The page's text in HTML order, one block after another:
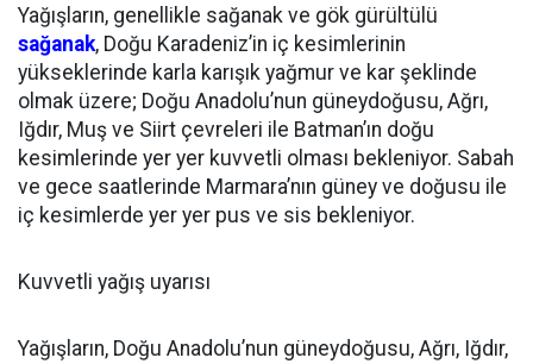
Yağışların, genellikle sağanak ve gök gürültülü
sağanak, Doğu Karadeniz’in iç kesimlerinin
yükseklerinde karla karışık yağmur ve kar şeklinde
olmak üzere; Doğu Anadolu’nun güneydoğusu, Ağrı,
Iğdır, Muş ve Siirt çevreleri ile Batman’ın doğu
kesimlerinde yer yer kuvvetli olması bekleniyor. Sabah
ve gece saatlerinde Marmara’nın güney ve doğusu ile
iç kesimlerde yer yer pus ve sis bekleniyor.
Kuvvetli yağış uyarısı
Yağışların, Doğu Anadolu’nun güneydoğusu, Ağrı, Iğdır,